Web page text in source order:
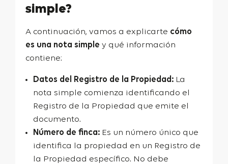
simple?
A continuación, vamos a explicarte cómo
es una nota simple y qué información
contiene:
Datos del Registro de la Propiedad: La
nota simple comienza identificando el
Registro de la Propiedad que emite el
documento.
Número de finca: Es un número único que
identifica la propiedad en un Registro de
la Propiedad específico. No debe